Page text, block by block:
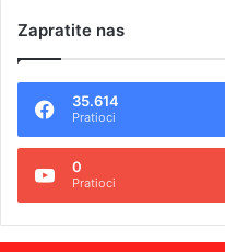
Zapratite nas
35.614
Pratioci
0
Pratioci